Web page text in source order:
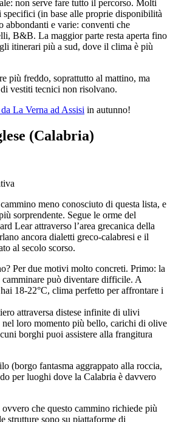
non serve fare tutto il percorso. Molti
specifici (in base alle proprie disponibilità
abbondanti e varie: conventi che
B&B. La maggior parte resta aperta fino
itinerari più a sud, dove il clima è più
più freddo, soprattutto al mattino, ma
vestiti tecnici non risolvano.
La Verna ad Assisi in autunno!
(Calabria)
meno conosciuto di questa lista, e
sorprendente. Segue le orme del
Lear attraverso l’area grecanica della
ancora dialetti greco-calabresi e il
al secolo scorso.
Per due motivi molto concreti. Primo: la
può diventare difficile. A
18-22°C, clima perfetto per affrontare i
attraversa distese infinite di ulivi
nel loro momento più bello, carichi di olive
borghi puoi assistere alla frangitura
(borgo fantasma aggrappato alla roccia,
per luoghi dove la Calabria è davvero
che questo cammino richiede più
strutture sono su piattaforme di